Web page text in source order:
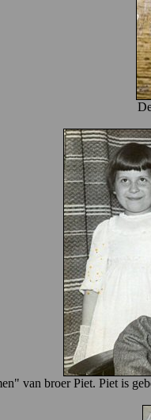
van broer Piet. Piet is